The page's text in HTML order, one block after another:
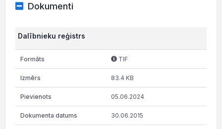
Dokumenti
Dalībnieku reģistrs
TIF
83.4 KB
05.06.2024
30.06.2015